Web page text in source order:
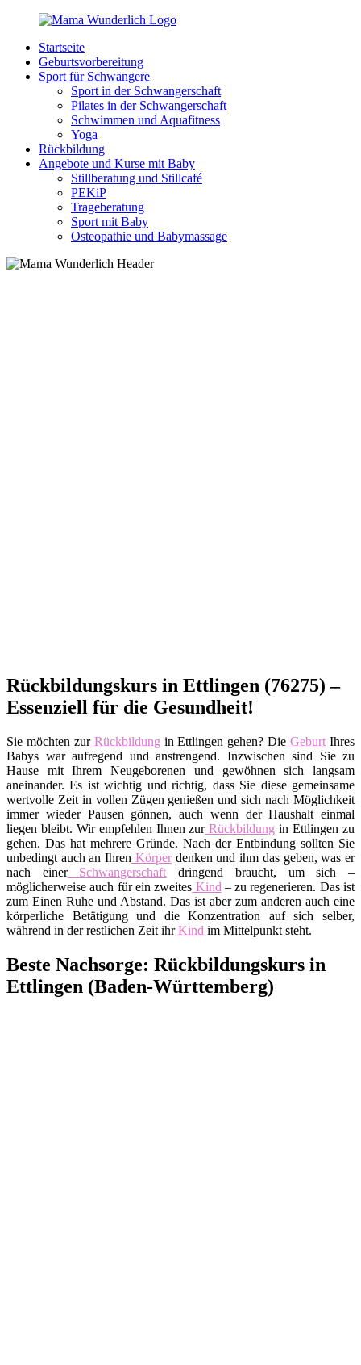
Zurück
Inhalt
MamaWunderlich.de
Mutti
sein
wunderbar!
Startseite
Geburtsvorbereitung
Sport für Schwangere
Sport in der Schwangerschaft
Pilates in der Schwangerschaft
Schwimmen und Aquafitness
Yoga
Rückbildung
Angebote und Kurse mit Baby
Stillberatung und Stillcafé
PEKiP
Trageberatung
Sport mit Baby
Osteopathie und Babymassage
Rückbildungskurs in Ettlingen (76275) –
Essenziell für die Gesundheit!
Sie möchten zurRückbildung in Ettlingen gehen? Die Geburt Ihres
Babys war aufregend und anstrengend. Inzwischen sind Sie zu
Hause mit Ihrem Neugeborenen und gewöhnen sich langsam
aneinander. Es ist wichtig und richtig, dass Sie diese gemeinsame
wertvolle Zeit in vollen Zügen genießen und sich nach Möglichkeit
immer wieder Pausen gönnen, auch wenn der Haushalt einmal
liegen bleibt. Wir empfehlen Ihnen zurRückbildung in Ettlingen zu
gehen. Das hat mehrere Gründe. Nach der Entbindung sollten Sie
unbedingt auch an Ihren Körperdenken und ihm das geben, was er
nach einerSchwangerschaft dringend braucht, um sich –
möglicherweise auch für ein zweites Kind – zu regenerieren. Das ist
zum Einen Ruhe und Abstand. Das ist aber zum anderen auch eine
körperliche Betätigung und die Konzentration auf sich selber,
während in der restlichen Zeit ihrKind im Mittelpunkt steht.
Beste Nachsorge: Rückbildungskurs in
Ettlingen (Baden-Württemberg)